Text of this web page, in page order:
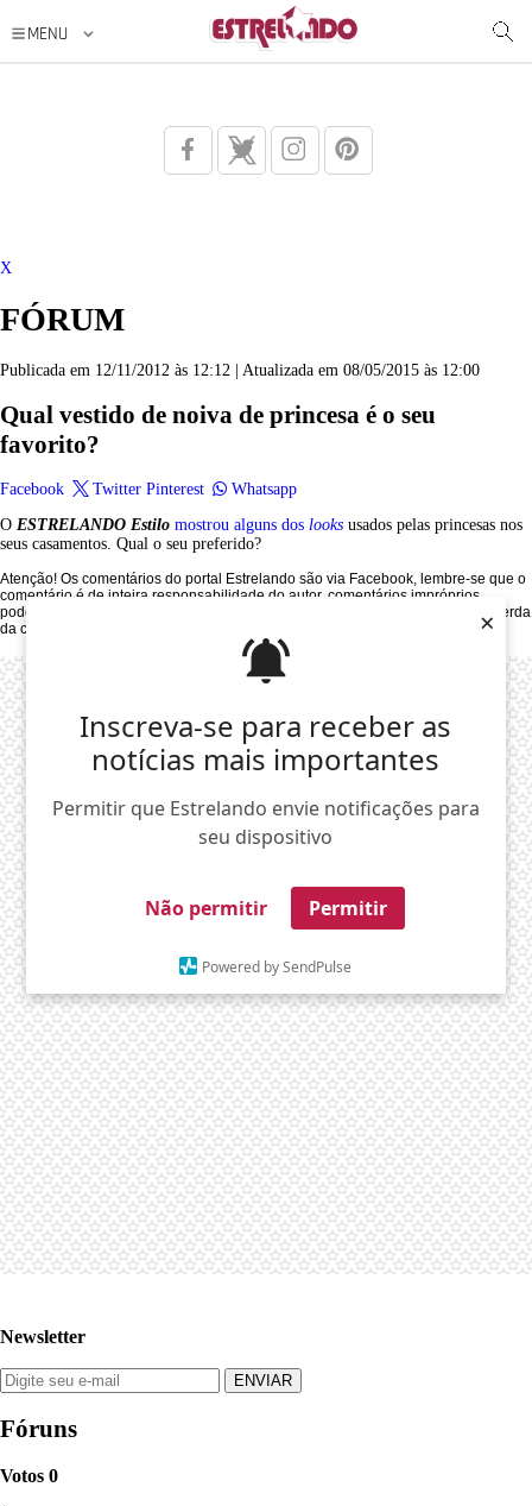
Inscreva-se para receber as
notícias mais importantes
Permitir que Estrelando envie notificações para
seu dispositivo
Não permitir Permitir
Powered by SendPulse
×
X
FÓRUM
Publicada em 12/11/2012 às 12:12 | Atualizada em 08/05/2015 às 12:00
Qual vestido de noiva de princesa é o seu
favorito?
Facebook Twitter Pinterest
Whatsapp
O ESTRELANDO Estilo mostrou alguns dos looks usados pelas princesas nos
seus casamentos. Qual o seu preferido?
Atenção! Os comentários do portal Estrelando são via Facebook, lembre-se que o
comentário é de inteira responsabilidade do autor, comentários impróprios
poderão ser denunciados pelos outros usuários, acarretando até mesmo na perda
da conta no Facebook.
Newsletter
Fóruns
Votos 0